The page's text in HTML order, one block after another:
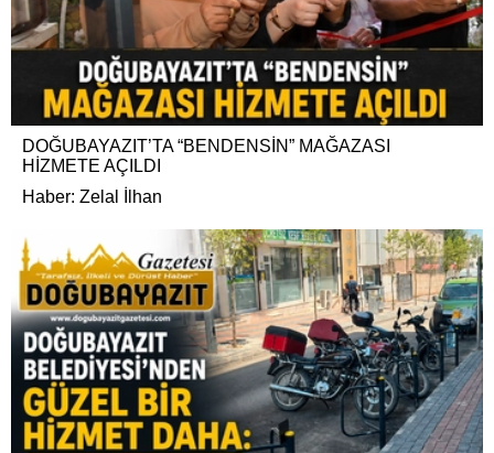
DOĞUBAYAZIT’TA “BENDENSİN” MAĞAZASI
HİZMETE AÇILDI
Haber: Zelal İlhan